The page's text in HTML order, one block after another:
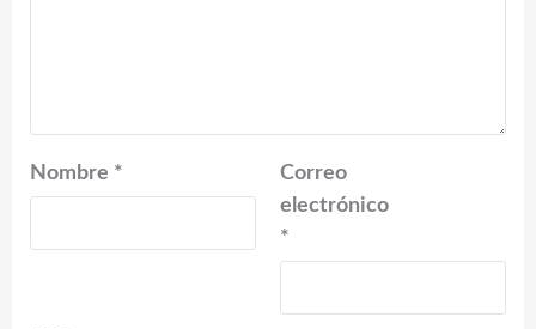
Nombre *
Correo
electrónico
*